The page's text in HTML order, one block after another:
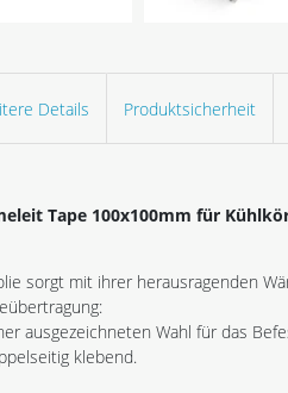
Details Produktsicherheit
Tape 100x100mm für
sorgt mit ihrer herausragenden
ausgezeichneten Wahl für das
klebend.